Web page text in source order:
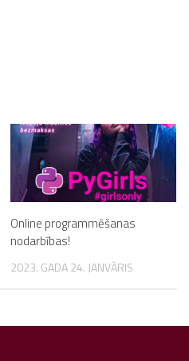
Online programmēšanas
nodarbības!
2023. GADA 24. JANVĀRIS